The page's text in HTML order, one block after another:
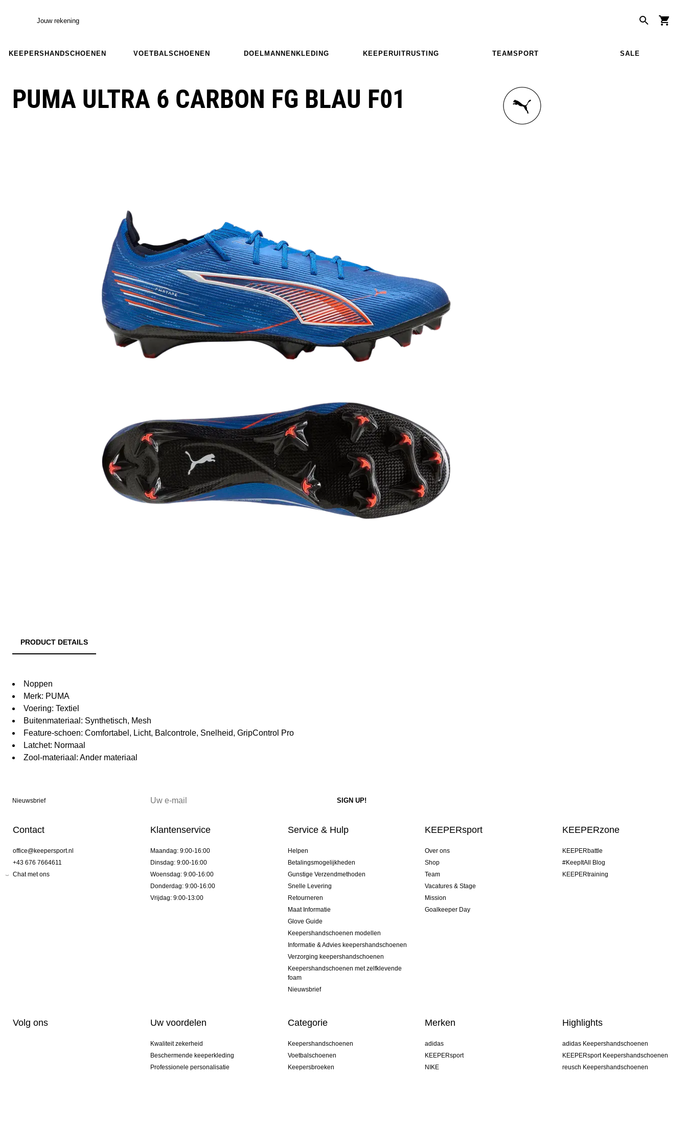
Jouw rekening
KEEPERSHANDSCHOENEN VOETBALSCHOENEN DOELMANNENKLEDING KEEPERUITRUSTING TEAMSPORT SALE
PUMA ULTRA 6 CARBON FG BLAU F01
PRODUCT DETAILS
Noppen
Merk: PUMA
Voering: Textiel
Buitenmateriaal: Synthetisch, Mesh
Feature-schoen: Comfortabel, Licht, Balcontrole, Snelheid, GripControl Pro
Latchet: Normaal
Zool-materiaal: Ander materiaal
Nieuwsbrief
Contact
office@keepersport.nl
+43 676 7664611
Chat met ons
Klantenservice
Maandag: 9:00-16:00
Dinsdag: 9:00-16:00
Woensdag: 9:00-16:00
Donderdag: 9:00-16:00
Vrijdag: 9:00-13:00
Service & Hulp
Helpen
Betalingsmogelijkheden
Gunstige Verzendmethoden
Snelle Levering
Retourneren
Maat Informatie
Glove Guide
Keepershandschoenen modellen
Informatie & Advies keepershandschoenen
Verzorging keepershandschoenen
Keepershandschoenen met zelfklevende
foam
Nieuwsbrief
KEEPERsport
Over ons
Shop
Team
Vacatures & Stage
Mission
Goalkeeper Day
KEEPERzone
KEEPERbattle
#KeepItAll Blog
KEEPERtraining
Volg ons Uw voordelen
Kwaliteit zekerheid
Beschermende keeperkleding
Professionele personalisatie
Categorie
Keepershandschoenen
Voetbalschoenen
Keepersbroeken
Merken
adidas
KEEPERsport
NIKE
Highlights
adidas Keepershandschoenen
KEEPERsport Keepershandschoenen
reusch Keepershandschoenen